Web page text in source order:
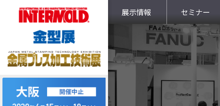
展示情報 セミナー